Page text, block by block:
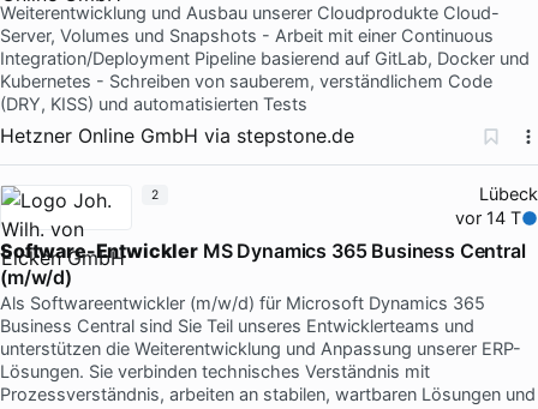
Weiterentwicklung und Ausbau unserer Cloudprodukte Cloud-
Server, Volumes und Snapshots - Arbeit mit einer Continuous
Integration/Deployment Pipeline basierend auf GitLab, Docker und
Kubernetes - Schreiben von sauberem, verständlichem Code
(DRY, KISS) und automatisierten Tests
Hetzner Online GmbH via stepstone.de
Lübeck
vor 14 T
Software-EntwicklerMS Dynamics 365 Business Central
(m/w/d)
Als Softwareentwickler (m/w/d) für Microsoft Dynamics 365
Business Central sind Sie Teil unseres Entwicklerteams und
unterstützen die Weiterentwicklung und Anpassung unserer ERP-
Lösungen. Sie verbinden technisches Verständnis mit
Prozessverständnis, arbeiten an stabilen, wartbaren Lösungen und
2